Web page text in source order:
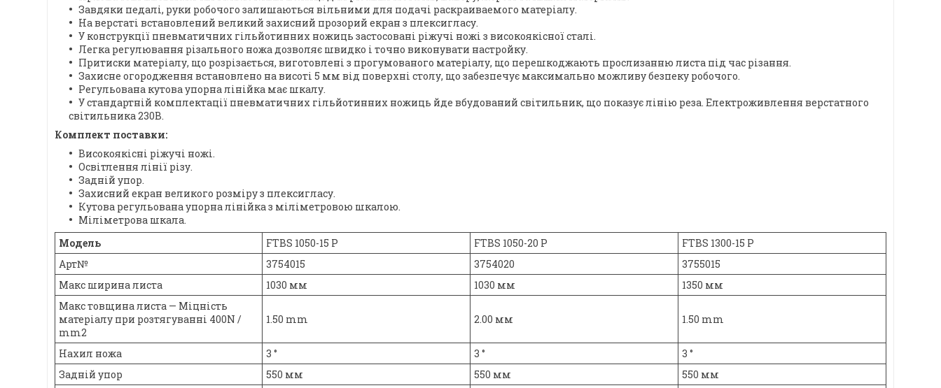
Завдяки педалі, руки робочого залишаються вільними для подачі раскраиваемого матеріалу.
На верстаті встановлений великий захисний прозорий екран з плексигласу.
У конструкції пневматичних гільйотинних ножиць застосовані ріжучі ножі з високоякісної сталі.
Легка регулювання різального ножа дозволяє швидко і точно виконувати настройку.
Притиски матеріалу, що розрізається, виготовлені з прогумованого матеріалу, що перешкоджають прослизанню листа під час різання.
Захисне огородження встановлено на висоті 5 мм від поверхні столу, що забезпечує максимально можливу безпеку робочого.
Регульована кутова упорна лінійка має шкалу.
У стандартній комплектації пневматичних гільйотинних ножиць йде вбудований світильник, що показує лінію реза. Електроживлення верстатного
світильника 230В.
Комплект поставки:
Високоякісні ріжучі ножі.
Освітлення лінії різу.
Задній упор.
Захисний екран великого розміру з плексигласу.
Кутова регульована упорна лінійка з міліметровою шкалою.
Міліметрова шкала.
Модель
FTBS 1050-15 P FTBS 1050-20 P
FTBS 1300-15 P
Арт№
3754015 3754020
3755015
Макс ширина листа
1030 мм 1030 мм
1350 мм
Макс товщина листа — Міцність
матеріалу при розтягуванні 400N /
mm2
1.50 mm 2.00 мм 1.50 mm
Нахил ножа 3 ° 3 °
3 °
Задній упор
550 мм 550 мм
550 мм